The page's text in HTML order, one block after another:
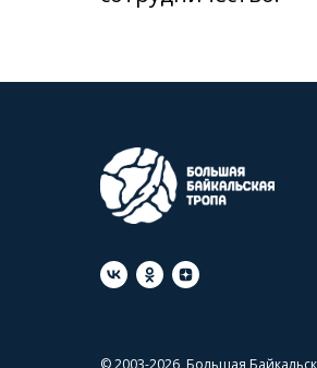
© 2003-2026, Большая